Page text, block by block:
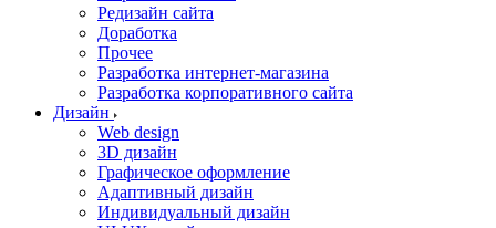
Редизайн сайта
Доработка
Прочее
Разработка интернет-магазина
Разработка корпоративного сайта
Дизайн
Web design
3D дизайн
Графическое оформление
Адаптивный дизайн
Индивидуальный дизайн